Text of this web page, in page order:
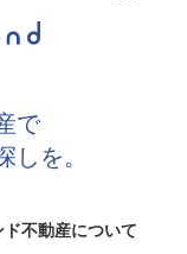
で
を。
ド不動産について